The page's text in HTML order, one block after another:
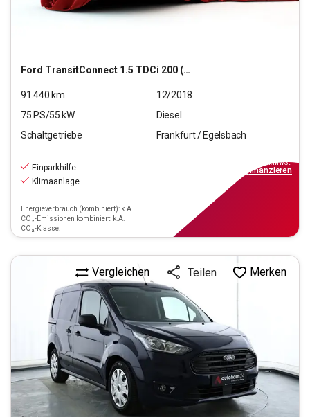
Ford TransitConnect 1.5 TDCi 200 (L1)
91.440 km
12/2018
75 PS/55 kW
Diesel
Schaltgetriebe
Frankfurt / Egelsbach
Einparkhilfe
Klimaanlage
Energieverbrauch (kombiniert): k.A.
CO₂-Emissionen kombiniert: k.A.
CO₂-Klasse:
inkl.MwSt.
finanzieren
Vergleichen Teilen Merken